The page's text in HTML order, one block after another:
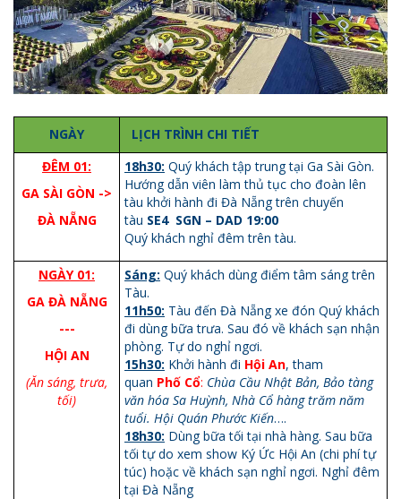
NGÀY
LỊCH TRÌNH CHI TIẾT
ĐÊM 01:
GA SÀI GÒN ->
ĐÀ NẴNG
18h30: Quý khách tập trung tại Ga Sài Gòn.
Hướng dẫn viên làm thủ tục cho đoàn lên
tàu khởi hành đi Đà Nẵng trên chuyến
tàu SE4 SGN – DAD 19:00
Quý khách nghỉ đêm trên tàu.
NGÀY 01:
GA ĐÀ NẴNG
---
HỘI AN
(Ăn sáng, trưa,
tối)
Sáng: Quý khách dùng điểm tâm sáng trên
Tàu.
11h50: Tàu đến Đà Nẵng xe đón Quý khách
đi dùng bữa trưa. Sau đó về khách sạn nhận
phòng. Tự do nghỉ ngơi.
15h30: Khởi hành đi Hội An, tham
quan Phố Cổ: Chùa Cầu Nhật Bản, Bảo tàng
văn hóa Sa Huỳnh, Nhà Cổ hàng trăm năm
tuổi. Hội Quán Phước Kiến….
18h30: Dùng bữa tối tại nhà hàng. Sau bữa
tối tự do xem show Ký Ức Hội An (chi phí tự
túc) hoặc về khách sạn nghỉ ngơi. Nghỉ đêm
tại Đà Nẵng